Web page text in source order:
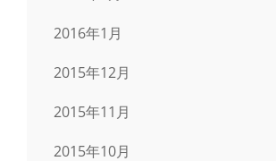
2016年1月
2015年12月
2015年11月
2015年10月